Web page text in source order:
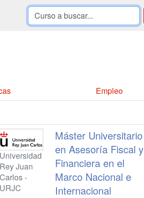
Empleo
Universidad
Rey Juan
Carlos -
URJC
Máster Universitario
en Asesoría Fiscal y
Financiera en el
Marco Nacional e
Internacional